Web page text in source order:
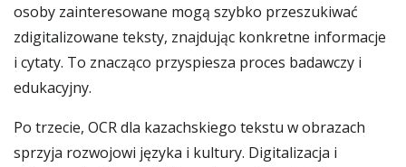
osoby zainteresowane mogą szybko przeszukiwać
zdigitalizowane teksty, znajdując konkretne informacje
i cytaty. To znacząco przyspiesza proces badawczy i
edukacyjny.
Po trzecie, OCR dla kazachskiego tekstu w obrazach
sprzyja rozwojowi języka i kultury. Digitalizacja i